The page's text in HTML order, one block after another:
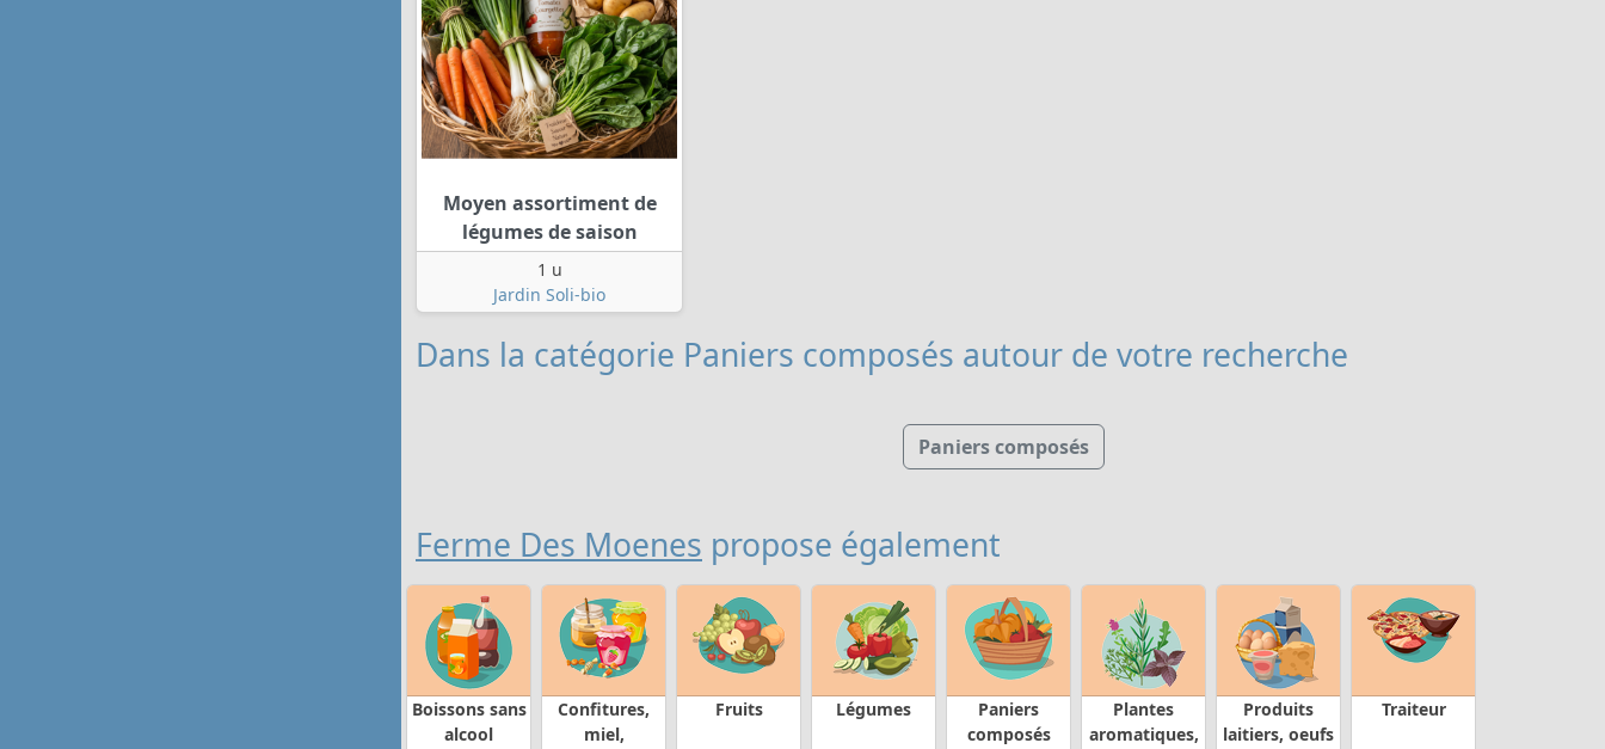
Moyen assortiment de
légumes de saison
1 u
Jardin Soli-bio
Dans la catégorie Paniers composés autour de votre recherche
Paniers composés
Ferme Des Moenes propose également
Boissons sans
alcool
Confitures,
miel,
Fruits Légumes
Paniers
composés
Plantes
aromatiques,
Produits
laitiers, oeufs
Traiteur